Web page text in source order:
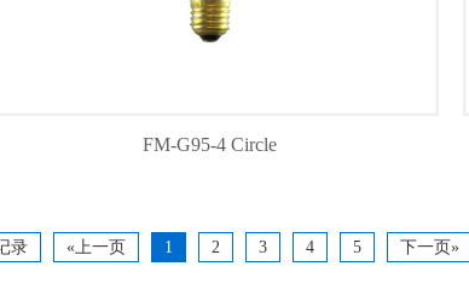
FM-G95-4 Circle
录 «上一页 1 2 3 4 5 下一页»